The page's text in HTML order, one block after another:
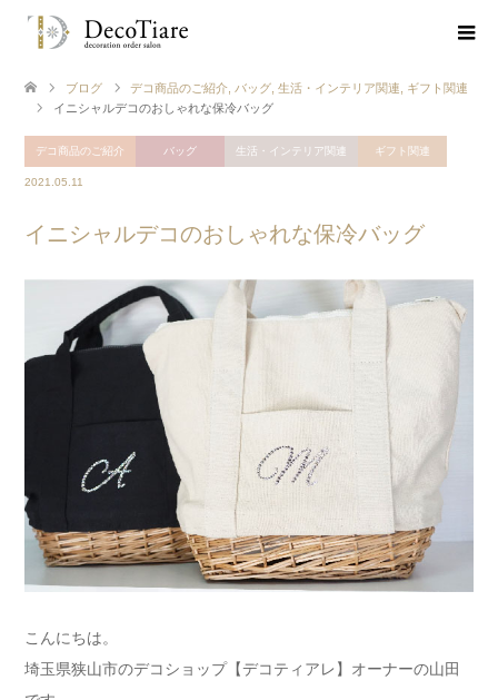
ブログ デコ商品のご紹介 バッグ 生活・インテリア関連
ギフト関連
イニシャルデコのおしゃれな保冷バッグ
デコ商品のご紹介 バッグ 生活・インテリア関連 ギフト関連
2021.05.11
イニシャルデコのおしゃれな保冷バッグ
こんにちは。
埼玉県狭山市のデコショップ【デコティアレ】オーナーの山田